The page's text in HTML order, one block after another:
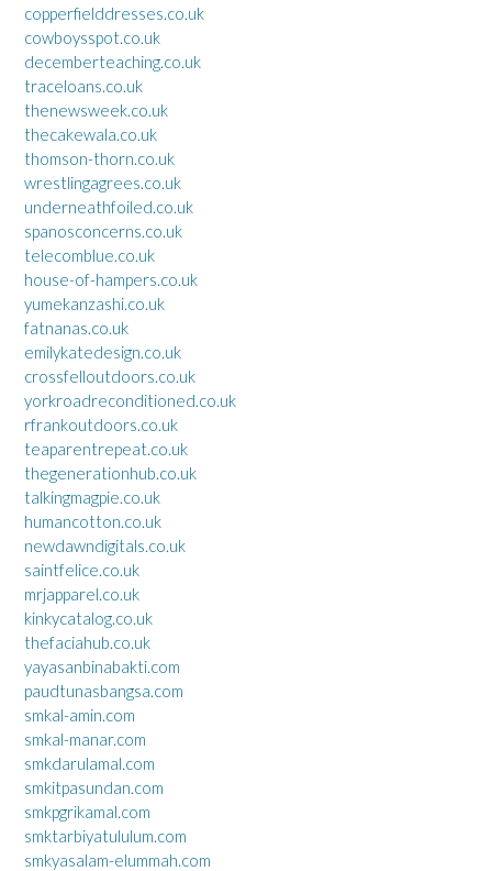
copperfielddresses.co.uk
cowboysspot.co.uk
decemberteaching.co.uk
traceloans.co.uk
thenewsweek.co.uk
thecakewala.co.uk
thomson-thorn.co.uk
wrestlingagrees.co.uk
underneathfoiled.co.uk
spanosconcerns.co.uk
telecomblue.co.uk
house-of-hampers.co.uk
yumekanzashi.co.uk
fatnanas.co.uk
emilykatedesign.co.uk
crossfelloutdoors.co.uk
yorkroadreconditioned.co.uk
rfrankoutdoors.co.uk
teaparentrepeat.co.uk
thegenerationhub.co.uk
talkingmagpie.co.uk
humancotton.co.uk
newdawndigitals.co.uk
saintfelice.co.uk
mrjapparel.co.uk
kinkycatalog.co.uk
thefaciahub.co.uk
yayasanbinabakti.com
paudtunasbangsa.com
smkal-amin.com
smkal-manar.com
smkdarulamal.com
smkitpasundan.com
smkpgrikamal.com
smktarbiyatululum.com
smkyasalam-elummah.com